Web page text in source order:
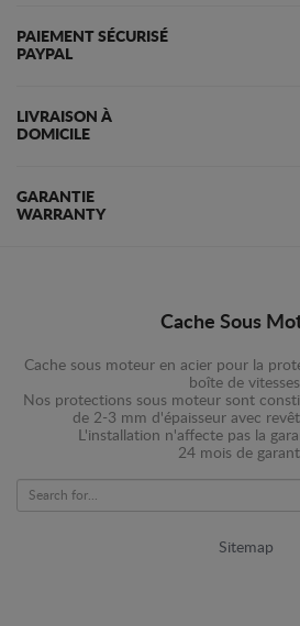
PAIEMENT SÉCURISÉ
PAYPAL
LIVRAISON À
DOMICILE
GARANTIE
WARRANTY
Cache Sous
Cache sous moteur en acier pour la
boîte de vitesses.
Nos protections sous moteur sont
de 2-3 mm d'épaisseur avec
L'installation n'affecte pas la
24 mois de
Sitemap